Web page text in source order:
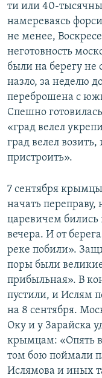
ти или 40-
намереваясь
не менее,
неготовность
были на берегу
назло, за неделю
переброшена с
Спешно
«град велел
град велел
пристроить».
7 сентября
начать
царевичем бились
вечера. И от
реке побили».
поры были
прибыльная». В
пустили, и Ислям
на 8 сентября.
Оку и у Зарайска
крымцам: «Опять
том бою поймали
Ислямова и иных